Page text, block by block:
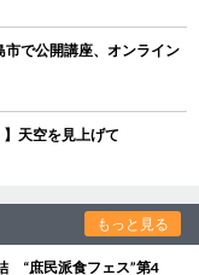
で公開講座、オンライン
天空を見上げて
もっと見る
“庶民派食フェス”第4